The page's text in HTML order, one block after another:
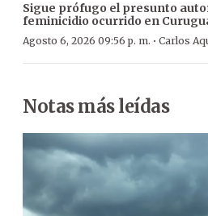
Sigue prófugo el presunto
feminicidio ocurrido en
Agosto 6, 2026 09:56 p. m. · Carlos
Notas más leídas